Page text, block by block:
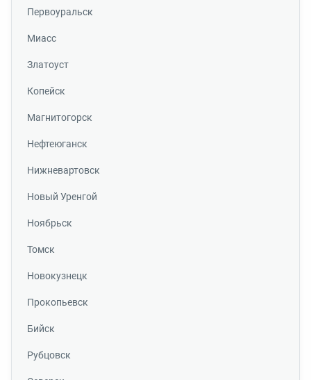
Первоуральск
Миасс
Златоуст
Копейск
Магнитогорск
Нефтеюганск
Нижневартовск
Новый Уренгой
Ноябрьск
Томск
Новокузнецк
Прокопьевск
Бийск
Рубцовск